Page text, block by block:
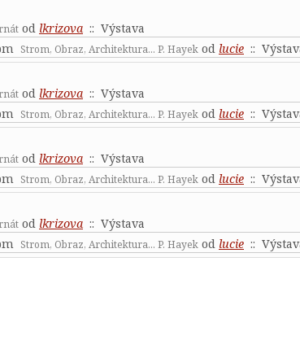
od lkrizova :: Výstava
Strom, Obraz, Architektura... P. Hayek od lucie ::
od lkrizova :: Výstava
Strom, Obraz, Architektura... P. Hayek od lucie ::
od lkrizova :: Výstava
Strom, Obraz, Architektura... P. Hayek od lucie ::
od lkrizova :: Výstava
Strom, Obraz, Architektura... P. Hayek od lucie ::